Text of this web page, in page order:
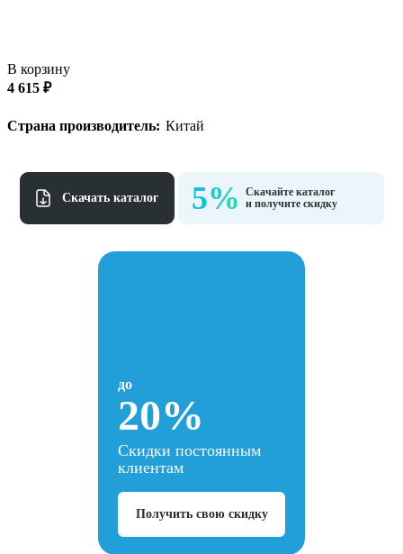
В корзину
4 615 ₽
Страна производитель: Китай
Cкачать каталог 5%
Скачайте каталог
и получите скидку
до
20%
Скидки постоянным
клиентам
Получить свою скидку